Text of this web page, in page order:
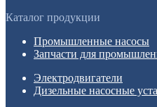
Каталог продукции
Промышленные насосы
Запчасти для
Электродвигатели
Дизельные насосные